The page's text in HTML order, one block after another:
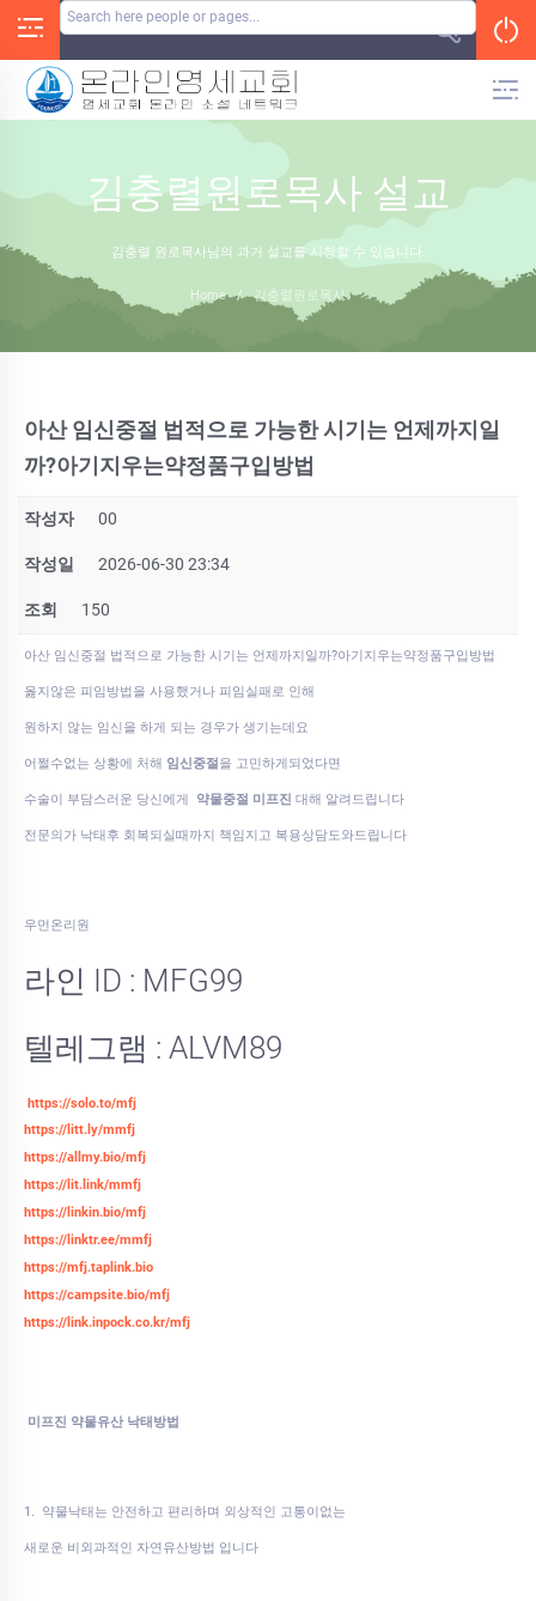
김충렬원로목사 설교
김충렬 원로목사님의 과거 설교를 시청할 수 있습니다.
Home / 김충렬원로목사
아산 임신중절 법적으로 가능한 시기는 언제까지일
까?아기지우는약정품구입방법
작성자 00
작성일 2026-06-30 23:34
조회 150
아산 임신중절 법적으로 가능한 시기는 언제까지일까?아기지우는약정품구입방법
옳지않은 피임방법을 사용했거나 피임실패로 인해
원하지 않는 임신을 하게 되는 경우가 생기는데요
어쩔수없는 상황에 처해 임신중절을 고민하게되었다면
수술이 부담스러운 당신에게 약물중절 미프진 대해 알려드립니다
전문의가 낙태후 회복되실때까지 책임지고 복용상담도와드립니다
우먼온리원
라인 ID : MFG99
텔레그램 : ALVM89
https://solo.to/mfj
https://litt.ly/mmfj
https://allmy.bio/mfj
https://lit.link/mmfj
https://linkin.bio/mfj
https://linktr.ee/mmfj
https://mfj.taplink.bio
https://campsite.bio/mfj
https://link.inpock.co.kr/mfj
미프진 약물유산 낙태방법
1. 약물낙태는 안전하고 편리하며 외상적인 고통이없는
새로운 비외과적인 자연유산방법 입니다